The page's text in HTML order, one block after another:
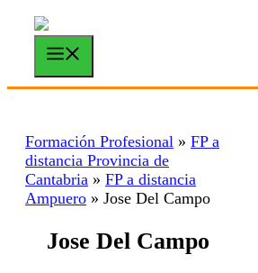
Saltar
contenido
Formación Profesional » FP a
distancia Provincia de
Cantabria » FP a distancia
Ampuero » Jose Del Campo
Jose Del Campo